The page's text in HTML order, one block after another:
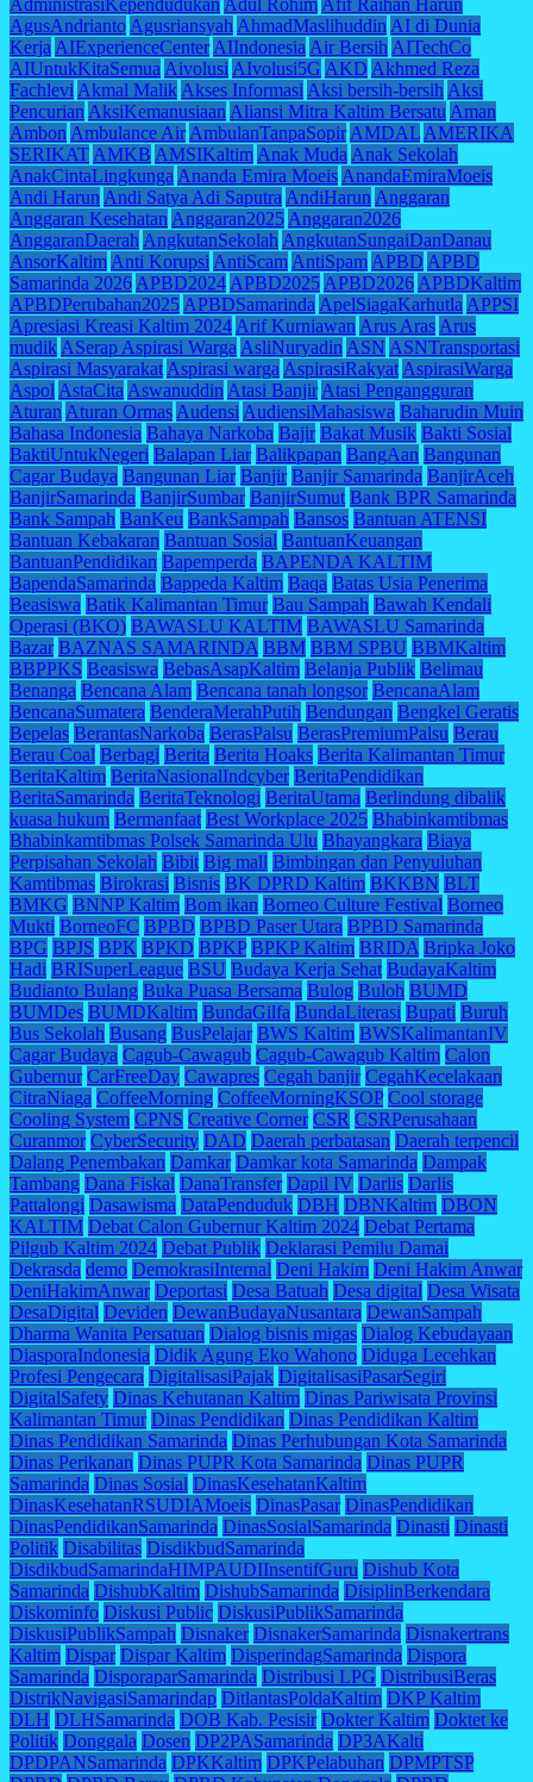
AgusAndrianto Agusriansyah AhmadMaslihuddin AI di Dunia
Kerja AIExperienceCenter AIIndonesia Air Bersih AITechCo
AIUntukKitaSemua Aivolusi AIvolusi5G AKD Akhmed Reza
Fachlevi Akmal Malik Akses Informasi Aksi bersih-bersih Aksi
Pencurian AksiKemanusiaan Aliansi Mitra Kaltim Bersatu Aman
Ambon Ambulance Air AmbulanTanpaSopir AMDAL AMERIKA
SERIKAT AMKB AMSIKaltim Anak Muda Anak Sekolah
AnakCintaLingkunga Ananda Emira Moeis AnandaEmiraMoeis
Andi Harun Andi Satya Adi Saputra AndiHarun Anggaran
Anggaran Kesehatan Anggaran2025 Anggaran2026
AnggaranDaerah AngkutanSekolah AngkutanSungaiDanDanau
AnsorKaltim Anti Korupsi AntiScam AntiSpam APBD APBD
Samarinda 2026 APBD2024 APBD2025 APBD2026 APBDKaltim
APBDPerubahan2025 APBDSamarinda ApelSiagaKarhutla APPSI
Apresiasi Kreasi Kaltim 2024 Arif Kurniawan Arus Aras Arus
mudik ASerap Aspirasi Warga AsliNuryadin ASN ASNTransportasi
Aspirasi Masyarakat Aspirasi warga AspirasiRakyat AspirasiWarga
Aspol AstaCita Aswanuddin Atasi Banjir Atasi Pengangguran
Aturan Aturan Ormas Audensi AudiensiMahasiswa Baharudin Muin
Bahasa Indonesia Bahaya Narkoba Bajir Bakat Musik Bakti Sosial
BaktiUntukNegeri Balapan Liar Balikpapan BangAan Bangunan
Cagar Budaya Bangunan Liar Banjir Banjir Samarinda BanjirAceh
BanjirSamarinda BanjirSumbar BanjirSumut Bank BPR Samarinda
Bank Sampah BanKeu BankSampah Bansos Bantuan ATENSI
Bantuan Kebakaran Bantuan Sosial BantuanKeuangan
BantuanPendidikan Bapemperda BAPENDA KALTIM
BapendaSamarinda Bappeda Kaltim Baqa Batas Usia Penerima
Beasiswa Batik Kalimantan Timur Bau Sampah Bawah Kendali
Operasi (BKO) BAWASLU KALTIM BAWASLU Samarinda
Bazar BAZNAS SAMARINDA BBM BBM SPBU BBMKaltim
BBPPKS Beasiswa BebasAsapKaltim Belanja Publik Belimau
Benanga Bencana Alam Bencana tanah longsor BencanaAlam
BencanaSumatera BenderaMerahPutih Bendungan Bengkel Geratis
Bepelas BerantasNarkoba BerasPalsu BerasPremiumPalsu Berau
Berau Coal Berbagi Berita Berita Hoaks Berita Kalimantan Timur
BeritaKaltim BeritaNasionalIndcyber BeritaPendidikan
BeritaSamarinda BeritaTeknologi BeritaUtama Berlindung dibalik
kuasa hukum Bermanfaat Best Workplace 2025 Bhabinkamtibmas
Bhabinkamtibmas Polsek Samarinda Ulu Bhayangkara Biaya
Perpisahan Sekolah Bibit Big mall Bimbingan dan Penyuluhan
Kamtibmas Birokrasi Bisnis BK DPRD Kaltim BKKBN BLT
BMKG BNNP Kaltim Bom ikan Borneo Culture Festival Borneo
Mukti BorneoFC BPBD BPBD Paser Utara BPBD Samarinda
BPG BPJS BPK BPKD BPKP BPKP Kaltim BRIDA Bripka Joko
Hadi BRISuperLeague BSU Budaya Kerja Sehat BudayaKaltim
Budianto Bulang Buka Puasa Bersama Bulog Buloh BUMD
BUMDes BUMDKaltim BundaGilfa BundaLiterasi Bupati Buruh
Bus Sekolah Busang BusPelajar BWS Kaltim BWSKalimantanIV
Cagar Budaya Cagub-Cawagub Cagub-Cawagub Kaltim Calon
Gubernur CarFreeDay Cawapres Cegah banjir CegahKecelakaan
CitraNiaga CoffeeMorning CoffeeMorningKSOP Cool storage
Cooling System CPNS Creative Corner CSR CSRPerusahaan
Curanmor CyberSecurity DAD Daerah perbatasan Daerah terpencil
Dalang Penembakan Damkar Damkar kota Samarinda Dampak
Tambang Dana Fiskal DanaTransfer Dapil IV Darlis Darlis
Pattalongi Dasawisma DataPenduduk DBH DBNKaltim DBON
KALTIM Debat Calon Gubernur Kaltim 2024 Debat Pertama
Pilgub Kaltim 2024 Debat Publik Deklarasi Pemilu Damai
Dekrasda demo DemokrasiInternal Deni Hakim Deni Hakim Anwar
DeniHakimAnwar Deportasi Desa Batuah Desa digital Desa Wisata
DesaDigital Deviden DewanBudayaNusantara DewanSampah
Dharma Wanita Persatuan Dialog bisnis migas Dialog Kebudayaan
DiasporaIndonesia Didik Agung Eko Wahono Diduga Lecehkan
Profesi Pengecara DigitalisasiPajak DigitalisasiPasarSegiri
DigitalSafety Dinas Kehutanan Kaltim Dinas Pariwisata Provinsi
Kalimantan Timur Dinas Pendidikan Dinas Pendidikan Kaltim
Dinas Pendidikan Samarinda Dinas Perhubungan Kota Samarinda
Dinas Perikanan Dinas PUPR Kota Samarinda Dinas PUPR
Samarinda Dinas Sosial DinasKesehatanKaltim
DinasKesehatanRSUDIAMoeis DinasPasar DinasPendidikan
DinasPendidikanSamarinda DinasSosialSamarinda Dinasti Dinasti
Politik Disabilitas DisdikbudSamarinda
DisdikbudSamarindaHIMPAUDIInsentifGuru Dishub Kota
Samarinda DishubKaltim DishubSamarinda DisiplinBerkendara
Diskominfo Diskusi Public DiskusiPublikSamarinda
DiskusiPublikSampah Disnaker DisnakerSamarinda Disnakertrans
Kaltim Dispar Dispar Kaltim DisperindagSamarinda Dispora
Samarinda DisporaparSamarinda Distribusi LPG DistribusiBeras
DistrikNavigasiSamarindap DitlantasPoldaKaltim DKP Kaltim
DLH DLHSamarinda DOB Kab. Pesisir Dokter Kaltim Doktet ke
Politik Donggala Dosen DP2PASamarinda DP3AKalti
DPDPANSamarinda DPKKaltim DPKPelabuhan DPMPTSP